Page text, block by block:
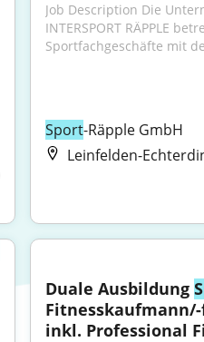
Job Description Die
INTERSPORT RÄPPLE
Sportfachgeschäfte mit
Sport-Räpple GmbH
Leinfelden-
Duale Ausbildung
inkl. Professional